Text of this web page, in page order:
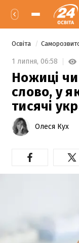
Освіта
1 липня, 06:58
Ножиці
слово, у
тисячі
Олеся Кух